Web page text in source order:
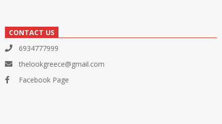
CONTACT US
6934777999
thelookgreece@gmail.com
Facebook Page